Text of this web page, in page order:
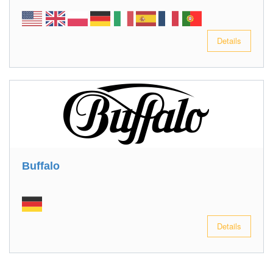
Details
Buffalo
Details